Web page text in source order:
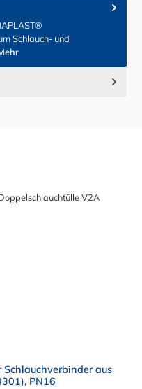
Schlauch- und
aus
PN16